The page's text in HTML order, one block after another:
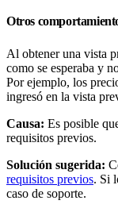
Otros
Al obtener una vista
como se esperaba y
Por ejemplo, los
ingresó en la vista
Causa: Es posible
requisitos previos.
Solución sugerida:
requisitos previos. Si
caso de soporte.